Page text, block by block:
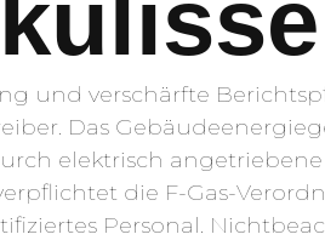
und verschärfte
Das
elektrisch
die F-Gas-
Personal.